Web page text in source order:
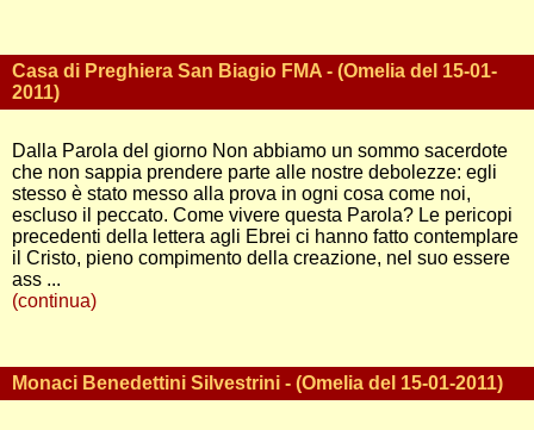
Casa di Preghiera San Biagio FMA - (Omelia del 15-01-
2011)
Dalla Parola del giorno Non abbiamo un sommo sacerdote
che non sappia prendere parte alle nostre debolezze: egli
stesso è stato messo alla prova in ogni cosa come noi,
escluso il peccato. Come vivere questa Parola? Le pericopi
precedenti della lettera agli Ebrei ci hanno fatto contemplare
il Cristo, pieno compimento della creazione, nel suo essere
ass ...
(continua)
Monaci Benedettini Silvestrini - (Omelia del 15-01-2011)